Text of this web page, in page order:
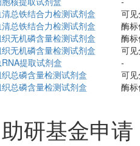
清总铁结合力检测试剂盒
可
清总铁结合力检测试剂盒
酶
无机磷含量检测试剂盒
酶
无机磷含量检测试剂盒
可
RNA提取试剂盒
-
总磷含量检测试剂盒
可
总磷含量检测试剂盒
酶
研基金申请